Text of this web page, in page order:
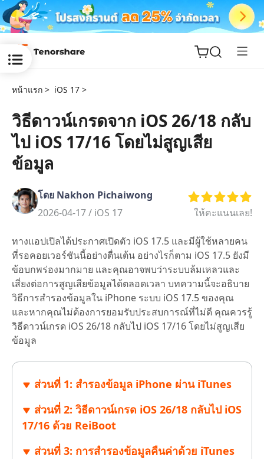
ReiBoot
for iOS
Tenorshare
PDNob
New
หน้าแรก > iOS 17 >
วิธีดาวน์เกรดจาก iOS 26/18 กลับ
ไป iOS 17/16 โดยไม่สูญเสีย
ข้อมูล
โดย Nakhon Pichaiwong
2026-04-17 / iOS 17 ให้คะแนนเลย!
ทางแอปเปิลได้ประกาศเปิดตัว iOS 17.5 และมีผู้ใช้หลายคน
ที่รอคอยเวอร์ชันนี้อย่างตื่นเต้น อย่างไรก็ตาม iOS 17.5 ยังมี
ข้อบกพร่องมากมาย และคุณอาจพบว่าระบบล้มเหลวและ
เสี่ยงต่อการสูญเสียข้อมูลได้ตลอดเวลา บทความนี้จะอธิบาย
วิธีการสำรองข้อมูลใน iPhone ระบบ iOS 17.5 ของคุณ
และหากคุณไม่ต้องการยอมรับประสบการณ์ที่ไม่ดี คุณควรรู้
วิธีดาวน์เกรด iOS 26/18 กลับไป iOS 17/16 โดยไม่สูญเสีย
ข้อมูล
ส่วนที่ 1: สำรองข้อมูล iPhone ผ่าน iTunes
ส่วนที่ 2: วิธีดาวน์เกรด iOS 26/18 กลับไป iOS
17/16 ด้วย ReiBoot
ส่วนที่ 3: การสำรองข้อมูลคืนค่าด้วย iTunes